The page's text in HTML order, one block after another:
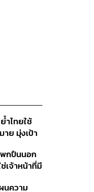
ำไทยใช้
ย มุ่งเป้า
ลบด้วย
กปืนนอก
เจ้าหน้าที่มี
วมรับผิด
นความ